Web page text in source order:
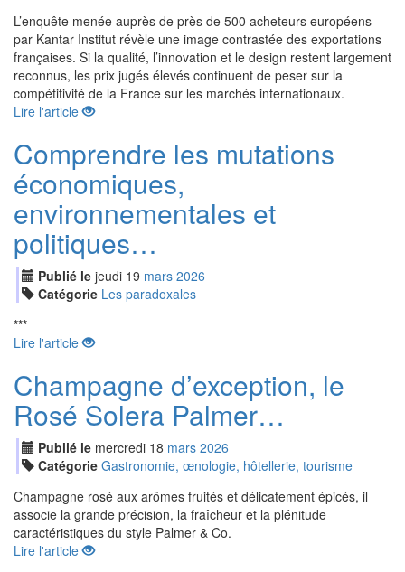
L’enquête menée auprès de près de 500 acheteurs européens
par Kantar Institut révèle une image contrastée des exportations
françaises. Si la qualité, l’innovation et le design restent largement
reconnus, les prix jugés élevés continuent de peser sur la
compétitivité de la France sur les marchés internationaux.
Lire l'article
Comprendre les mutations
économiques,
environnementales et
politiques…
Publié le jeudi 19 mars 2026
Catégorie Les paradoxales
***
Lire l'article
Champagne d’exception, le
Rosé Solera Palmer…
Publié le mercredi 18 mars 2026
Catégorie Gastronomie, œnologie, hôtellerie, tourisme
Champagne rosé aux arômes fruités et délicatement épicés, il
associe la grande précision, la fraîcheur et la plénitude
caractéristiques du style Palmer & Co.
Lire l'article